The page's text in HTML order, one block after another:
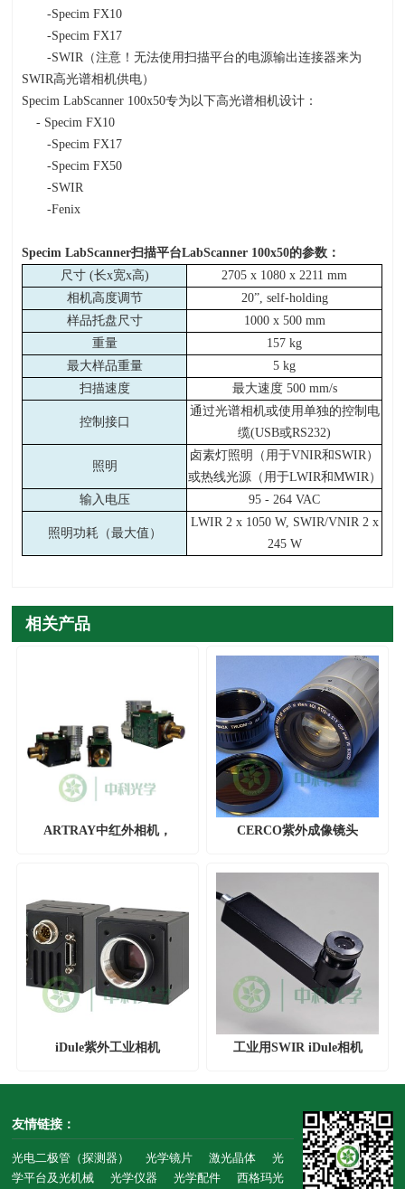
-Specim FX10
-Specim FX17
-SWIR（注意！无法使用扫描平台的电源输出连接器来为
SWIR高光谱相机供电）
Specim LabScanner 100x50专为以下高光谱相机设计：
- Specim FX10
-Specim FX17
-Specim FX50
-SWIR
-Fenix
Specim LabScanner扫描平台LabScanner 100x50的参数：
尺寸(长x宽x高)
2705 x 1080 x 2211 mm
相机高度调节
20”, self-holding
样品托盘尺寸
1000 x 500 mm
重量
157 kg
最大样品重量
5 kg
扫描速度
最大速度500 mm/s
控制接口
通过光谱相机或使用单独的控制电
缆(USB或RS232)
照明
卤素灯照明（用于VNIR和 SWIR ）
或热线光源（用于LWIR和MWIR ）
输入电压
95 - 264 VAC
照明功耗（最大值）
LWIR 2 x 1050 W, SWIR/VNIR 2 x
245 W
相关产品
ARTRAY中红外相机，
CERCO紫外成像镜头
iDule紫外工业相机 工业用SWIR iDule相机
友情链接：
光电二极管（探测器） 光学镜片 激光晶体
光
学平台及光机械
光学仪器 光学配件 西格玛光